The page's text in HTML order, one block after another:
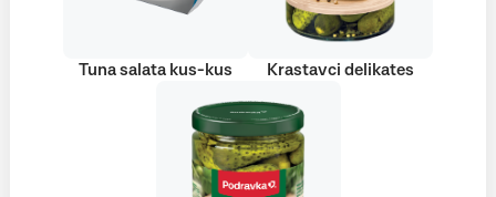
Tuna salata kus-kus Krastavci delikates